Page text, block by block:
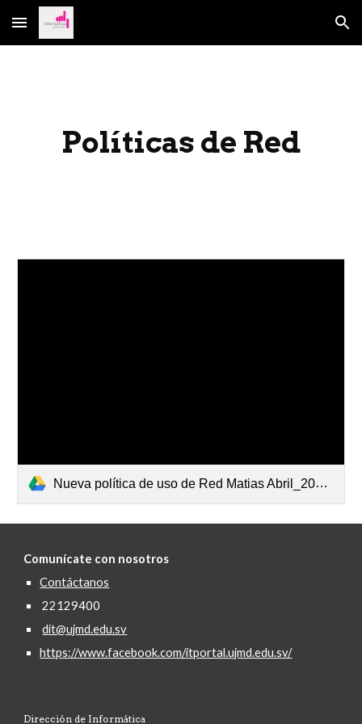
Skip to main content Skip to navigation
Políticas de Red
Nueva política de uso de Red Matias Abril_2018.pdf
Comunícate con nosotros
Contáctanos
22129400
dit@ujmd.edu.sv
https://www.facebook.com/itportal.ujmd.edu.sv/
Dirección de Informática